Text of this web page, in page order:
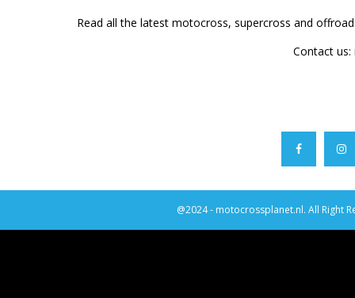
Read all the latest motocross, supercross and
Contact us:
@2024 - motocrossplanet.nl. All Right